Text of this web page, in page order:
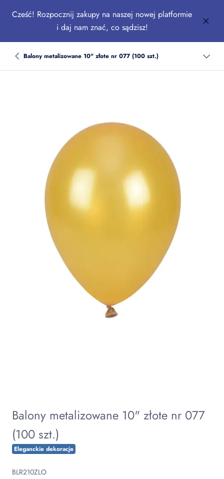
Cześć! Rozpocznij zakupy na naszej nowej platformie
i daj nam znać, co sądzisz!
Balony metalizowane 10" złote nr 077 (100 szt.)
Balony metalizowane 10" złote nr 077
(100 szt.)
Eleganckie dekoracje
BLR210ZLO